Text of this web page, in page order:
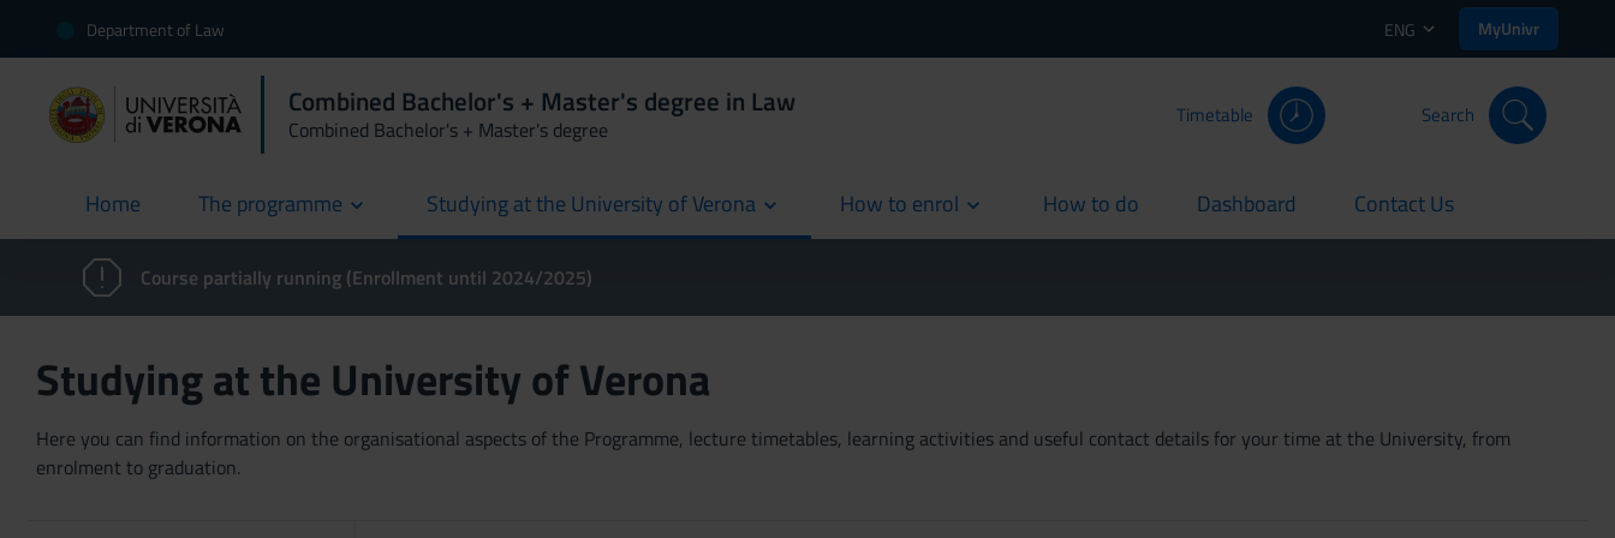
Department of Law ENG MyUnivr
Combined Bachelor's + Master's degree in Law
Combined Bachelor's + Master's degree
Timetable Search
Home
current The programme Studying at the University of Verona How to enrol How to do
current Dashboard
current Contact Us
current
Course partially running (Enrollment until 2024/2025)
Studying at the University of Verona
Here you can find information on the organisational aspects of the Programme, lecture timetables, learning activities and useful contact details for your time at the University, from
enrolment to graduation.